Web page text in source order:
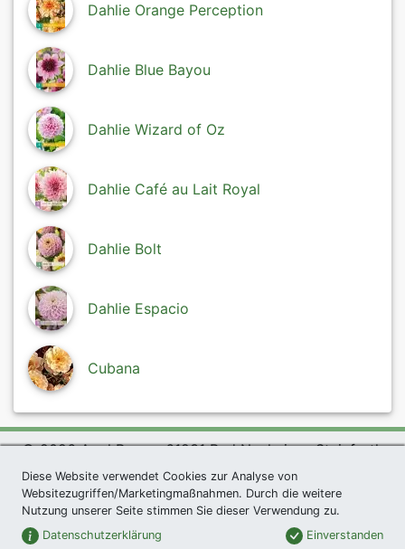
Dahlie Orange Perception
Dahlie Blue Bayou
Dahlie Wizard of Oz
Dahlie Café au Lait Royal
Dahlie Bolt
Dahlie Espacio
Cubana
© 2026 Agel Rosen, 61231 Bad Nauheim - Steinfurth
exklusives Präsent *|Agel Rosen Wiki
Datenschutzerklärung|Impressum|Links|Sitemap
Newsletter
Diese Website verwendet Cookies zur Analyse von
Websitezugriffen/Marketingmaßnahmen. Durch die weitere
Nutzung unserer Seite stimmen Sie dieser Verwendung zu.
Datenschutzerklärung
Einverstanden